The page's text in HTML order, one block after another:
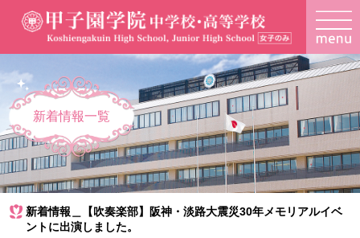
新着情報一覧
新着情報＿【吹奏楽部】阪神・淡路大震災30年メモリアルイベ
ントに出演しました。